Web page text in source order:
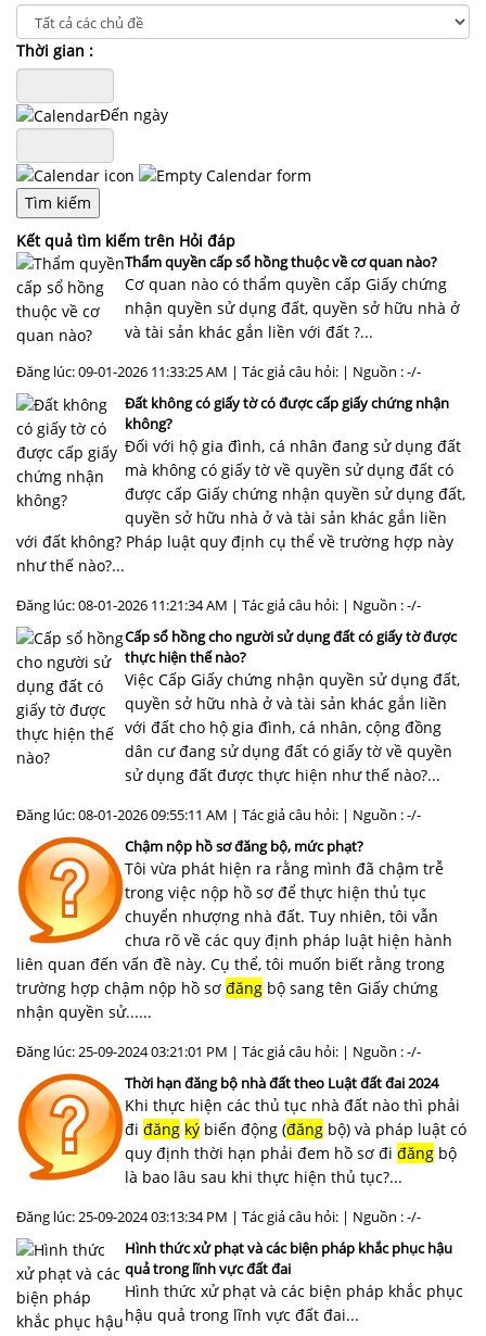
LIÊN
HỆ
Thời gian :
Đến ngày
Kết quả tìm kiếm trên Hỏi đáp
Thẩm quyền cấp sổ hồng thuộc về cơ quan nào?
Cơ quan nào có thẩm quyền cấp Giấy chứng
nhận quyền sử dụng đất, quyền sở hữu nhà ở
và tài sản khác gắn liền với đất ?...
Đăng lúc: 09-01-2026 11:33:25 AM | Tác giả câu hỏi: | Nguồn : -/-
Đất không có giấy tờ có được cấp giấy chứng nhận
không?
Đối với hộ gia đình, cá nhân đang sử dụng đất
mà không có giấy tờ về quyền sử dụng đất có
được cấp Giấy chứng nhận quyền sử dụng đất,
quyền sở hữu nhà ở và tài sản khác gắn liền
với đất không? Pháp luật quy định cụ thể về trường hợp này
như thế nào?...
Đăng lúc: 08-01-2026 11:21:34 AM | Tác giả câu hỏi: | Nguồn : -/-
Cấp sổ hồng cho người sử dụng đất có giấy tờ được
thực hiện thế nào?
Việc Cấp Giấy chứng nhận quyền sử dụng đất,
quyền sở hữu nhà ở và tài sản khác gắn liền
với đất cho hộ gia đình, cá nhân, cộng đồng
dân cư đang sử dụng đất có giấy tờ về quyền
sử dụng đất được thực hiện như thế nào?...
Đăng lúc: 08-01-2026 09:55:11 AM | Tác giả câu hỏi: | Nguồn : -/-
Chậm nộp hồ sơ đăng bộ, mức phạt?
Tôi vừa phát hiện ra rằng mình đã chậm trễ
trong việc nộp hồ sơ để thực hiện thủ tục
chuyển nhượng nhà đất. Tuy nhiên, tôi vẫn
chưa rõ về các quy định pháp luật hiện hành
liên quan đến vấn đề này. Cụ thể, tôi muốn biết rằng trong
trường hợp chậm nộp hồ sơ đăng bộ sang tên Giấy chứng
nhận quyền sử......
Đăng lúc: 25-09-2024 03:21:01 PM | Tác giả câu hỏi: | Nguồn : -/-
Thời hạn đăng bộ nhà đất theo Luật đất đai 2024
Khi thực hiện các thủ tục nhà đất nào thì phải
đi đăng ký biến động (đăng bộ) và pháp luật có
quy định thời hạn phải đem hồ sơ đi đăng bộ
là bao lâu sau khi thực hiện thủ tục?...
Đăng lúc: 25-09-2024 03:13:34 PM | Tác giả câu hỏi: | Nguồn : -/-
Hình thức xử phạt và các biện pháp khắc phục hậu
quả trong lĩnh vực đất đai
Hình thức xử phạt và các biện pháp khắc phục
hậu quả trong lĩnh vực đất đai...